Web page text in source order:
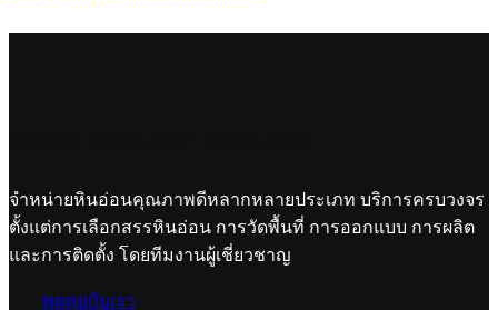
จำหน่ายหินอ่อนคุณภาพดีหลากหลายประเภท บริการครบวงจร
ตั้งแต่การเลือกสรรหินอ่อน การวัดพื้นที่ การออกแบบ การผลิต
และการติดตั้ง โดยทีมงานผู้เชี่ยวชาญ
พูดคุยกับเรา